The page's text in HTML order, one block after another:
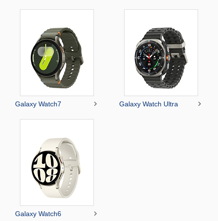
Galaxy Watch7  Galaxy Watch Ultra 
Galaxy Watch6 